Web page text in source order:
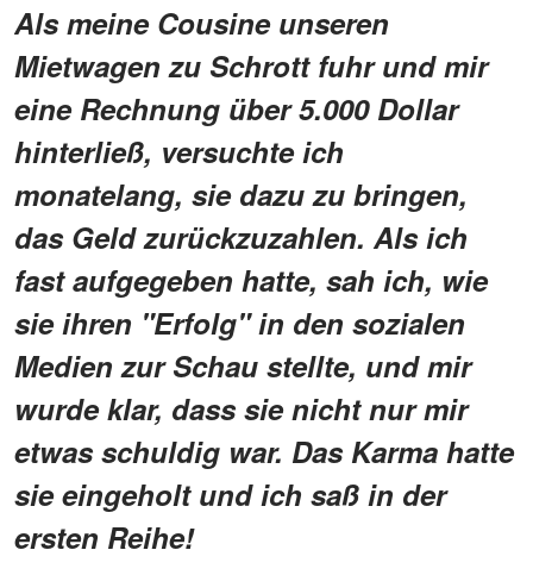
Als meine Cousine unseren
Mietwagen zu Schrott fuhr und mir
eine Rechnung über 5.000 Dollar
hinterließ, versuchte ich
monatelang, sie dazu zu bringen,
das Geld zurückzuzahlen. Als ich
fast aufgegeben hatte, sah ich, wie
sie ihren "Erfolg" in den sozialen
Medien zur Schau stellte, und mir
wurde klar, dass sie nicht nur mir
etwas schuldig war. Das Karma hatte
sie eingeholt und ich saß in der
ersten Reihe!